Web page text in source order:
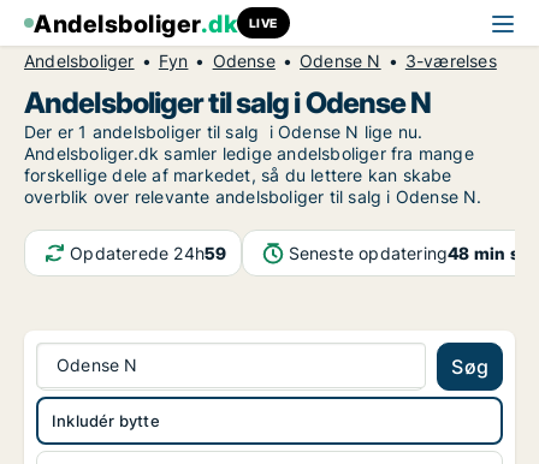
Andelsboliger.dk LIVE
Andelsboliger Fyn Odense Odense N 3-værelses
Andelsboliger til salg i Odense N
Der er 1 andelsboliger til salg i Odense N lige nu.
Andelsboliger.dk samler ledige andelsboliger fra mange
forskellige dele af markedet, så du lettere kan skabe
overblik over relevante andelsboliger til salg i Odense N.
Opdaterede 24h59 Seneste opdatering48 min
Odense N Søg
Inkludér bytte